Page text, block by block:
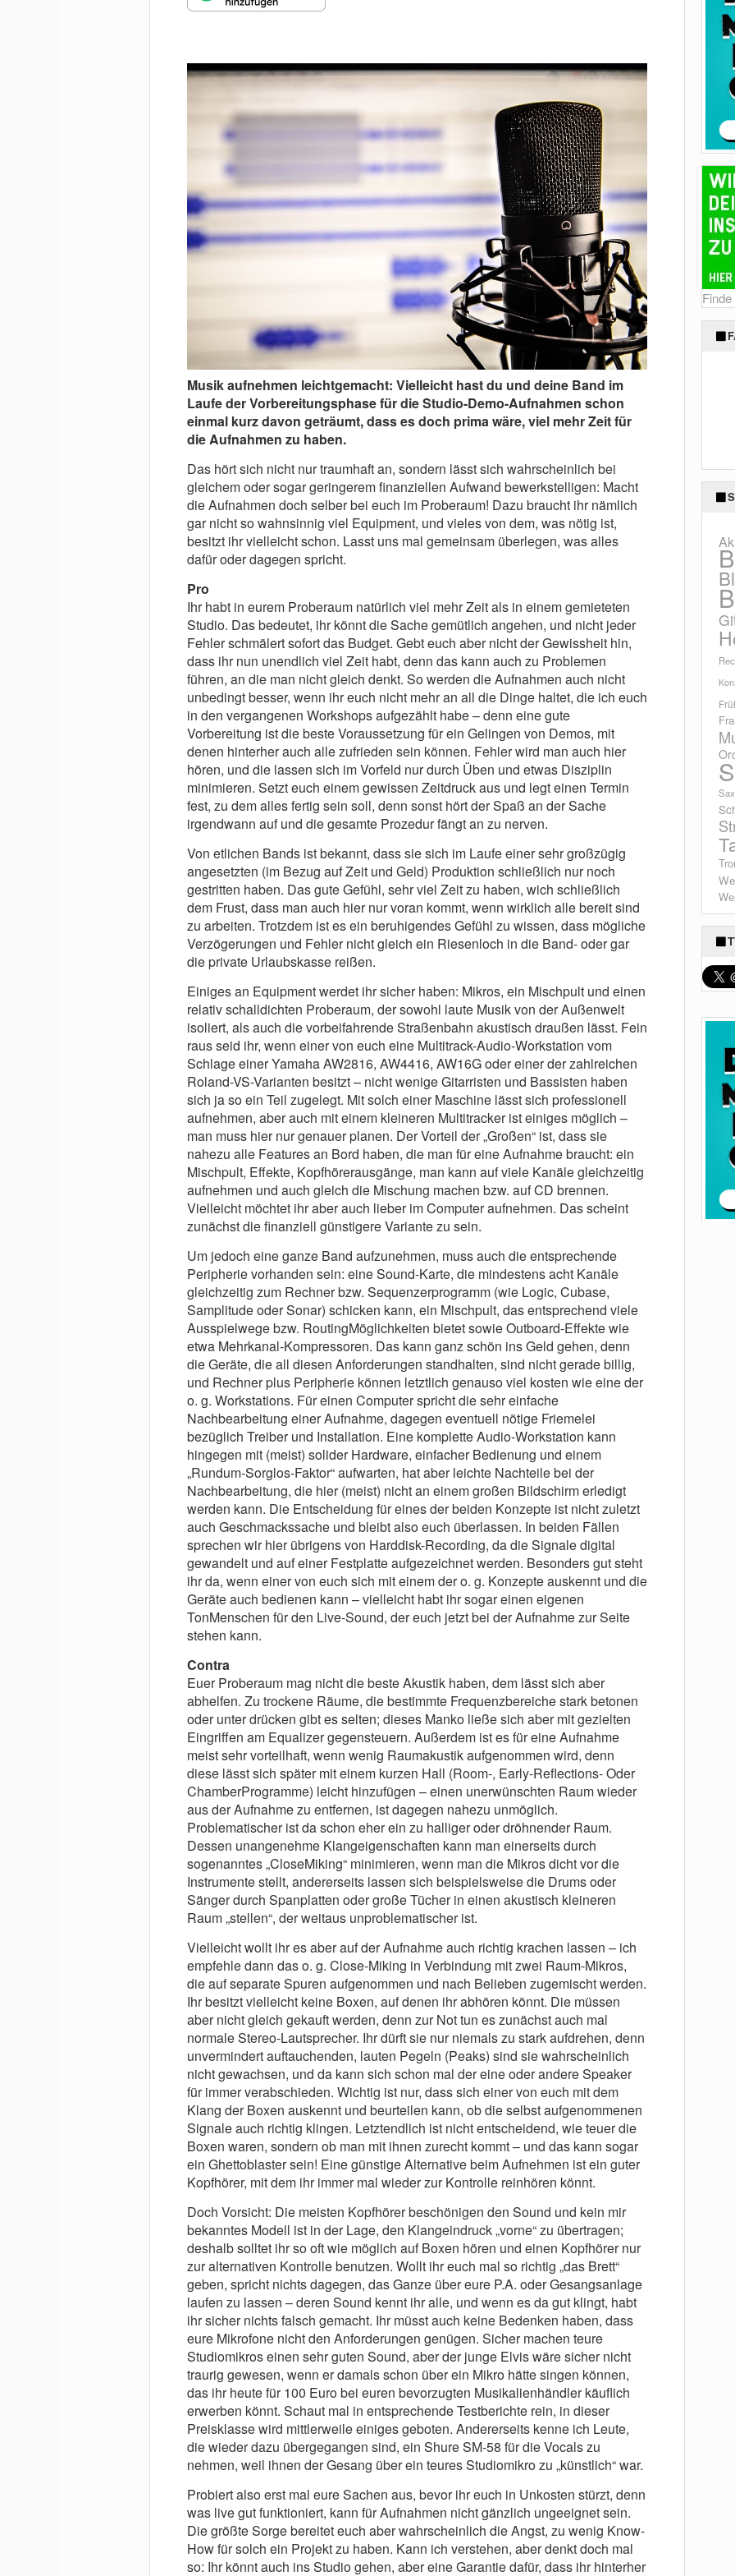
Musik aufnehmen leichtgemacht: Vielleicht hast du und deine Band im
Laufe der Vorbereitungsphase für die Studio-Demo-Aufnahmen schon
einmal kurz davon geträumt, dass es doch prima wäre, viel mehr Zeit für
die Aufnahmen zu haben.
Das hört sich nicht nur traumhaft an, sondern lässt sich wahrscheinlich bei
gleichem oder sogar geringerem finanziellen Aufwand bewerkstelligen: Macht
die Aufnahmen doch selber bei euch im Proberaum! Dazu braucht ihr nämlich
gar nicht so wahnsinnig viel Equipment, und vieles von dem, was nötig ist,
besitzt ihr vielleicht schon. Lasst uns mal gemeinsam überlegen, was alles
dafür oder dagegen spricht.
Pro
Ihr habt in eurem Proberaum natürlich viel mehr Zeit als in einem gemieteten
Studio. Das bedeutet, ihr könnt die Sache gemütlich angehen, und nicht jeder
Fehler schmälert sofort das Budget. Gebt euch aber nicht der Gewissheit hin,
dass ihr nun unendlich viel Zeit habt, denn das kann auch zu Problemen
führen, an die man nicht gleich denkt. So werden die Aufnahmen auch nicht
unbedingt besser, wenn ihr euch nicht mehr an all die Dinge haltet, die ich euch
in den vergangenen Workshops aufgezählt habe – denn eine gute
Vorbereitung ist die beste Voraussetzung für ein Gelingen von Demos, mit
denen hinterher auch alle zufrieden sein können. Fehler wird man auch hier
hören, und die lassen sich im Vorfeld nur durch Üben und etwas Disziplin
minimieren. Setzt euch einem gewissen Zeitdruck aus und legt einen Termin
fest, zu dem alles fertig sein soll, denn sonst hört der Spaß an der Sache
irgendwann auf und die gesamte Prozedur fängt an zu nerven.
Von etlichen Bands ist bekannt, dass sie sich im Laufe einer sehr großzügig
angesetzten (im Bezug auf Zeit und Geld) Produktion schließlich nur noch
gestritten haben. Das gute Gefühl, sehr viel Zeit zu haben, wich schließlich
dem Frust, dass man auch hier nur voran kommt, wenn wirklich alle bereit sind
zu arbeiten. Trotzdem ist es ein beruhigendes Gefühl zu wissen, dass mögliche
Verzögerungen und Fehler nicht gleich ein Riesenloch in die Band- oder gar
die private Urlaubskasse reißen.
Einiges an Equipment werdet ihr sicher haben: Mikros, ein Mischpult und einen
relativ schalldichten Proberaum, der sowohl laute Musik von der Außenwelt
isoliert, als auch die vorbeifahrende Straßenbahn akustisch draußen lässt. Fein
raus seid ihr, wenn einer von euch eine Multitrack-Audio-Workstation vom
Schlage einer Yamaha AW2816, AW4416, AW16G oder einer der zahlreichen
Roland-VS-Varianten besitzt – nicht wenige Gitarristen und Bassisten haben
sich ja so ein Teil zugelegt. Mit solch einer Maschine lässt sich professionell
aufnehmen, aber auch mit einem kleineren Multitracker ist einiges möglich –
man muss hier nur genauer planen. Der Vorteil der „Großen“ ist, dass sie
nahezu alle Features an Bord haben, die man für eine Aufnahme braucht: ein
Mischpult, Effekte, Kopfhörerausgänge, man kann auf viele Kanäle gleichzeitig
aufnehmen und auch gleich die Mischung machen bzw. auf CD brennen.
Vielleicht möchtet ihr aber auch lieber im Computer aufnehmen. Das scheint
zunächst die finanziell günstigere Variante zu sein.
Um jedoch eine ganze Band aufzunehmen, muss auch die entsprechende
Peripherie vorhanden sein: eine Sound-Karte, die mindestens acht Kanäle
gleichzeitig zum Rechner bzw. Sequenzerprogramm (wie Logic, Cubase,
Samplitude oder Sonar) schicken kann, ein Mischpult, das entsprechend viele
Ausspielwege bzw. RoutingMöglichkeiten bietet sowie Outboard-Effekte wie
etwa Mehrkanal-Kompressoren. Das kann ganz schön ins Geld gehen, denn
die Geräte, die all diesen Anforderungen standhalten, sind nicht gerade billig,
und Rechner plus Peripherie können letztlich genauso viel kosten wie eine der
o. g. Workstations. Für einen Computer spricht die sehr einfache
Nachbearbeitung einer Aufnahme, dagegen eventuell nötige Friemelei
bezüglich Treiber und Installation. Eine komplette Audio-Workstation kann
hingegen mit (meist) solider Hardware, einfacher Bedienung und einem
„Rundum-Sorglos-Faktor“ aufwarten, hat aber leichte Nachteile bei der
Nachbearbeitung, die hier (meist) nicht an einem großen Bildschirm erledigt
werden kann. Die Entscheidung für eines der beiden Konzepte ist nicht zuletzt
auch Geschmackssache und bleibt also euch überlassen. In beiden Fällen
sprechen wir hier übrigens von Harddisk-Recording, da die Signale digital
gewandelt und auf einer Festplatte aufgezeichnet werden. Besonders gut steht
ihr da, wenn einer von euch sich mit einem der o. g. Konzepte auskennt und die
Geräte auch bedienen kann – vielleicht habt ihr sogar einen eigenen
TonMenschen für den Live-Sound, der euch jetzt bei der Aufnahme zur Seite
stehen kann.
Contra
Euer Proberaum mag nicht die beste Akustik haben, dem lässt sich aber
abhelfen. Zu trockene Räume, die bestimmte Frequenzbereiche stark betonen
oder unter drücken gibt es selten; dieses Manko ließe sich aber mit gezielten
Eingriffen am Equalizer gegensteuern. Außerdem ist es für eine Aufnahme
meist sehr vorteilhaft, wenn wenig Raumakustik aufgenommen wird, denn
diese lässt sich später mit einem kurzen Hall (Room-, Early-Reflections- Oder
ChamberProgramme) leicht hinzufügen – einen unerwünschten Raum wieder
aus der Aufnahme zu entfernen, ist dagegen nahezu unmöglich.
Problematischer ist da schon eher ein zu halliger oder dröhnender Raum.
Dessen unangenehme Klangeigenschaften kann man einerseits durch
sogenanntes „CloseMiking“ minimieren, wenn man die Mikros dicht vor die
Instrumente stellt, andererseits lassen sich beispielsweise die Drums oder
Sänger durch Spanplatten oder große Tücher in einen akustisch kleineren
Raum „stellen“, der weitaus unproblematischer ist.
Vielleicht wollt ihr es aber auf der Aufnahme auch richtig krachen lassen – ich
empfehle dann das o. g. Close-Miking in Verbindung mit zwei Raum-Mikros,
die auf separate Spuren aufgenommen und nach Belieben zugemischt werden.
Ihr besitzt vielleicht keine Boxen, auf denen ihr abhören könnt. Die müssen
aber nicht gleich gekauft werden, denn zur Not tun es zunächst auch mal
normale Stereo-Lautsprecher. Ihr dürft sie nur niemals zu stark aufdrehen, denn
unvermindert auftauchenden, lauten Pegeln (Peaks) sind sie wahrscheinlich
nicht gewachsen, und da kann sich schon mal der eine oder andere Speaker
für immer verabschieden. Wichtig ist nur, dass sich einer von euch mit dem
Klang der Boxen auskennt und beurteilen kann, ob die selbst aufgenommenen
Signale auch richtig klingen. Letztendlich ist nicht entscheidend, wie teuer die
Boxen waren, sondern ob man mit ihnen zurecht kommt – und das kann sogar
ein Ghettoblaster sein! Eine günstige Alternative beim Aufnehmen ist ein guter
Kopfhörer, mit dem ihr immer mal wieder zur Kontrolle reinhören könnt.
Doch Vorsicht: Die meisten Kopfhörer beschönigen den Sound und kein mir
bekanntes Modell ist in der Lage, den Klangeindruck „vorne“ zu übertragen;
deshalb solltet ihr so oft wie möglich auf Boxen hören und einen Kopfhörer nur
zur alternativen Kontrolle benutzen. Wollt ihr euch mal so richtig „das Brett“
geben, spricht nichts dagegen, das Ganze über eure P.A. oder Gesangsanlage
laufen zu lassen – deren Sound kennt ihr alle, und wenn es da gut klingt, habt
ihr sicher nichts falsch gemacht. Ihr müsst auch keine Bedenken haben, dass
eure Mikrofone nicht den Anforderungen genügen. Sicher machen teure
Studiomikros einen sehr guten Sound, aber der junge Elvis wäre sicher nicht
traurig gewesen, wenn er damals schon über ein Mikro hätte singen können,
das ihr heute für 100 Euro bei euren bevorzugten Musikalienhändler käuflich
erwerben könnt. Schaut mal in entsprechende Testberichte rein, in dieser
Preisklasse wird mittlerweile einiges geboten. Andererseits kenne ich Leute,
die wieder dazu übergegangen sind, ein Shure SM-58 für die Vocals zu
nehmen, weil ihnen der Gesang über ein teures Studiomikro zu „künstlich“ war.
Probiert also erst mal eure Sachen aus, bevor ihr euch in Unkosten stürzt, denn
was live gut funktioniert, kann für Aufnahmen nicht gänzlich ungeeignet sein.
Die größte Sorge bereitet euch aber wahrscheinlich die Angst, zu wenig Know-
How für solch ein Projekt zu haben. Kann ich verstehen, aber denkt doch mal
so: Ihr könnt auch ins Studio gehen, aber eine Garantie dafür, dass ihr hinterher